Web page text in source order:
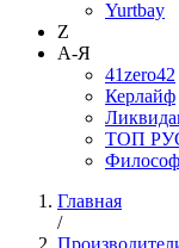
Yurtbay
Z
А-Я
41zero42
Керлайф
ТОП
Главная
/